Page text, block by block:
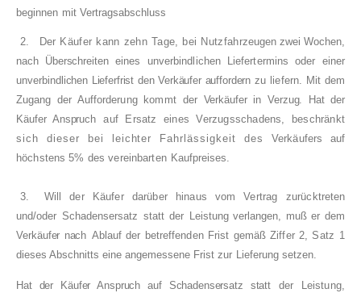
beginnen mit Vertragsabschluss
2. Der Käufer kann zehn Tage, bei Nutzfahr­zeugen zwei Wochen,
nach Überschreiten eines
unverbindlichen Liefertermins oder einer
unver­bindlichen Lieferfrist den Verkäufer auffordern zu liefern. Mit dem
Zugang der Aufforderung kommt der Verkäufer in Verzug. Hat der
Käufer Anspruch
auf Ersatz eines Verzugsschadens, beschränkt
sich dieser bei leichter Fahrlässigkeit des
Verkäufers auf
höchstens 5% des vereinbarten Kaufpreises.
3. Will der Käufer darüber hinaus vom Vertrag
zurücktreten
und/oder Schadensersatz statt der Leistung verlangen, muß er dem
Verkäufer nach Ablauf der betreffenden Frist gemäß Ziffer 2, Satz 1
dieses Abschnitts eine angemessene Frist zur Lieferung setzen.
Hat der Käufer Anspruch auf Schadensersatz statt
der Leistung,